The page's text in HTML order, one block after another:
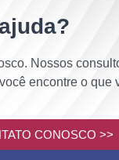
Nossos
encontre o que
CONOSCO >>